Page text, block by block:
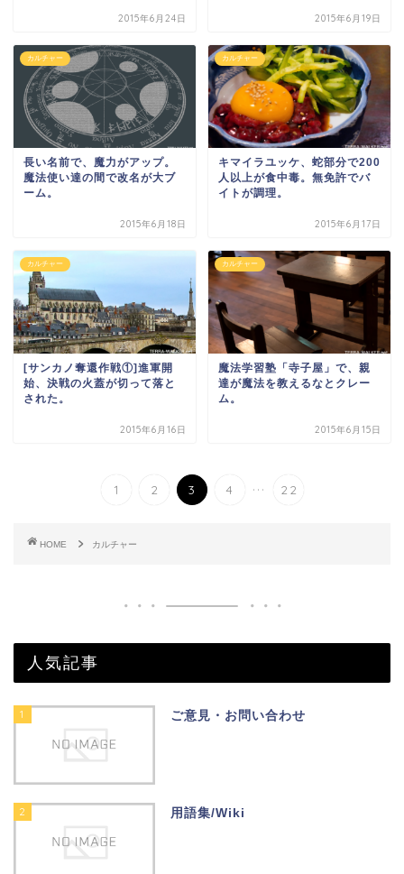
2015年6月24日 2015年6月19日
カルチャー
長い名前で、魔力がアップ。
魔法使い達の間で改名が大ブ
ーム。
2015年6月18日
カルチャー
キマイラユッケ、蛇部分で200
人以上が食中毒。無免許でバ
イトが調理。
2015年6月17日
カルチャー
[サンカノ奪還作戦①]進軍開
始、決戦の火蓋が切って落と
された。
2015年6月16日
カルチャー
魔法学習塾「寺子屋」で、親
達が魔法を教えるなとクレー
ム。
2015年6月15日
1 2 3 4 ... 22
HOME カルチャー
人気記事
1 ご意見・お問い合わせ
2 用語集/Wiki